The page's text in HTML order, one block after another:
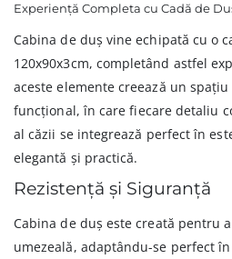
Experiență Completa cu Cadă de
Cabina de duș vine echipată cu o
120x90x3cm, completând astfel
aceste elemente creează un
funcțional, în care fiecare detaliu
al căzii se integrează perfect în
elegantă și practică.
Rezistență și Siguranță
Cabina de duș este creată pentru
umezeală, adaptându-se perfect